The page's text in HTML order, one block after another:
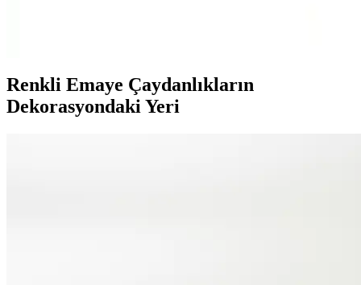
Renkli Emaye Çaydanlıkların
Dekorasyondaki Yeri